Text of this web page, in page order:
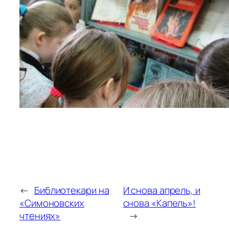
← Библиотекари на
«Симоновских
чтениях»
И снова апрель, и
снова «Капель»!
→